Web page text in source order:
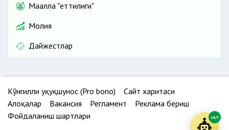
Маҳалла "еттилиги"
Молия
Дайжестлар
Кўнгилли ҳуқуқшунос (Pro bono)
Сайт харитаси
Алоқалар
Вакансия Регламент
Реклама бериш
Фойдаланиш шартлари
24/7